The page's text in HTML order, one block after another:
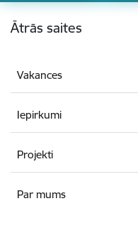
Kājene
Ātrās saites
Vakances
Iepirkumi
Projekti
Par mums